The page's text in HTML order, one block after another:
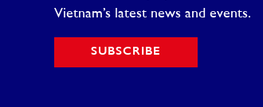
Vietnam’s latest news and events.
SUBSCRIBE